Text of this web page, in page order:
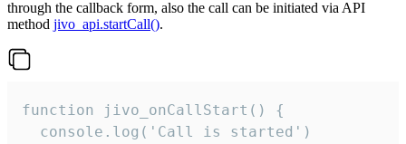
through the callback form, also the call can be initiated via API
method jivo_api.startCall().
function jivo_onCallStart() {
  console.log('Call is started')